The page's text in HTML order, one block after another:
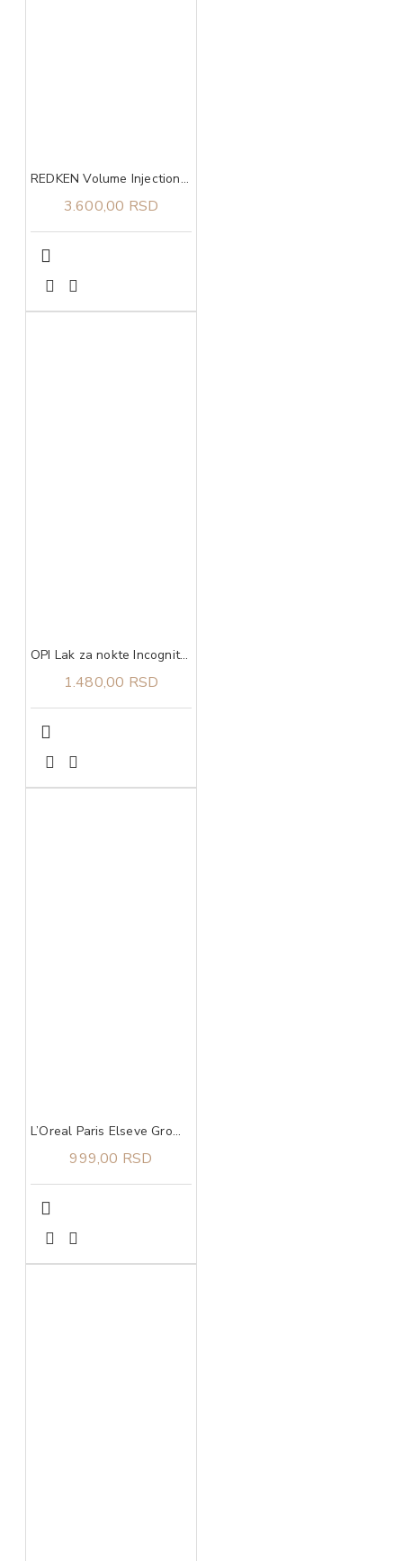
REDKEN Volume Injection šampon 300 ml
3.600,00 RSD
OPI Lak za nokte Incognito Mode
1.480,00 RSD
L’Oreal Paris Elseve Growth Booster šampon 200 ml
999,00 RSD